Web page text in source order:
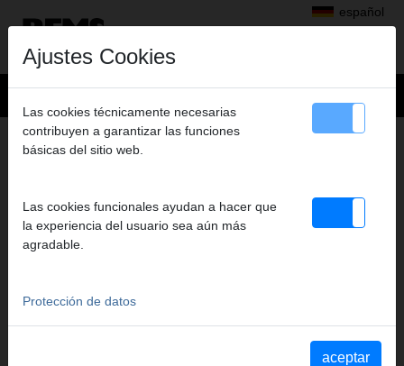
español
AUTORIZACIONES
Ajustes Cookies
Las cookies técnicamente necesarias
contribuyen a garantizar las funciones
básicas del sitio web.
Las cookies funcionales ayudan a hacer que
la experiencia del usuario sea aún más
agradable.
Protección de datos
aceptar